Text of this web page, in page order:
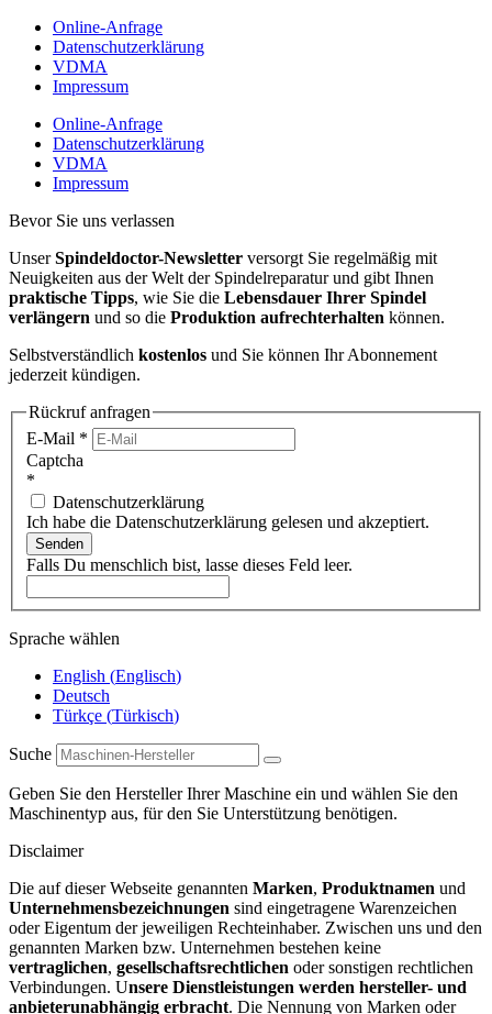
Online-Anfrage
Datenschutzerklärung
VDMA
Impressum
Online-Anfrage
Datenschutzerklärung
VDMA
Impressum
Bevor Sie uns verlassen
UnserSpindeldoctor-Newsletter versorgt Sie regelmäßig mit
Neuigkeiten aus der Welt der Spindelreparatur und gibt Ihnen
praktische Tipps, wie Sie die Lebensdauer Ihrer Spindel
verlängern und so die Produktion aufrechterhalten können.
Selbstverständlich kostenlos und Sie können Ihr Abonnement
jederzeit kündigen.
Rückruf anfragen
E-Mail *
Captcha
*
Datenschutzerklärung
Ich habe die Datenschutzerklärung gelesen und akzeptiert.
Senden
Falls Du menschlich bist, lasse dieses Feld leer.
Sprache wählen
English (Englisch)
Deutsch
Türkçe (Türkisch)
Suche
Geben Sie den Hersteller Ihrer Maschine ein und wählen Sie den
Maschinentyp aus, für den Sie Unterstützung benötigen.
Disclaimer
Die auf dieser Webseite genannten Marken, Produktnamen und
Unternehmensbezeichnungen sind eingetragene Warenzeichen
oder Eigentum der jeweiligen Rechteinhaber. Zwischen uns und den
genannten Marken bzw. Unternehmen bestehen keine
vertraglichen, gesellschaftsrechtlichen oder sonstigen rechtlichen
Verbindungen. Unsere Dienstleistungen werden hersteller- und
anbieterunabhängig erbracht. Die Nennung von Marken oder